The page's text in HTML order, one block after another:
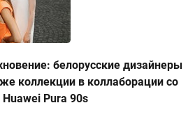
белорусские дизайнеры
коллекции в коллаборации со
Pura 90s